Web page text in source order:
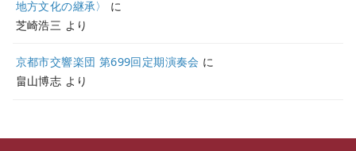
地方文化の継承〉
に
芝崎浩三 より
京都市交響楽団 第699回定期演奏会 に
畠山博志 より